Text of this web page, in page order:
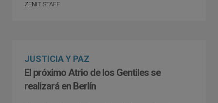
ZENIT STAFF
JUSTICIA Y PAZ
El próximo Atrio de los Gentiles se
realizará en Berlín